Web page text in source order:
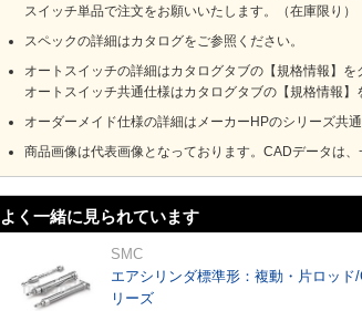
スイッチ単品で注文をお願いいたします。（在庫限り）
スペックの詳細はカタログをご参照ください。
オートスイッチの詳細はカタログタブの【規格情報】
オートスイッチ共通仕様はカタログタブの【規格情報
オーダーメイド仕様の詳細はメーカーHPのシリーズ共
商品画像は代表画像となっております。CADデータは、
よく一緒に見られています
SMC
エアシリンダ標準形：複動・片ロッド
リーズ